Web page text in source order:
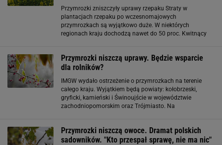
Przymrozki zniszczyły uprawy rzepaku Straty w
plantacjach rzepaku po wczesnomajowych
przymrozkach są wyjątkowo duże. W niektórych
regionach kraju dochodzą nawet do 50 proc. Kwitnący
odnotowano
Przymrozki niszczą uprawy. Będzie wsparcie
dla rolników?
IMGW wydało ostrzeżenie o przymrozkach na terenie
całego kraju. Wyjątkiem będą powiaty: kołobrzeski,
gryficki, kamieński i Świnoujście w województwie
zachodniopomorskim oraz Trójmiasto. Na
górach
Przymrozki niszczą owoce. Dramat polskich
sadowników. "Kto przespał sprawę, nie ma nic"